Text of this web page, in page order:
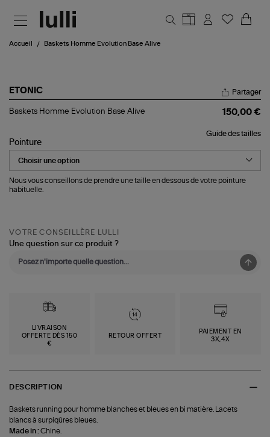
Accueil Baskets Homme Evolution Base Alive
ETONIC
Baskets
Base
Alive
Partager
Baskets Homme Evolution Base Alive 150,00 €
Guide des tailles
Pointure
Nous vous conseillons de prendre une taille en dessous de votre pointure
habituelle.
VOTRE CONSEILLÈRE LULLI
Une question sur ce produit ?
LIVRAISON
OFFERTE DÈS 150
€
RETOUR OFFERT
PAIEMENT EN
3X,4X
DESCRIPTION
Baskets running pour homme blanches et bleues en bi matière. Lacets
blancs à surpiqûres bleues.
Made in :Chine.